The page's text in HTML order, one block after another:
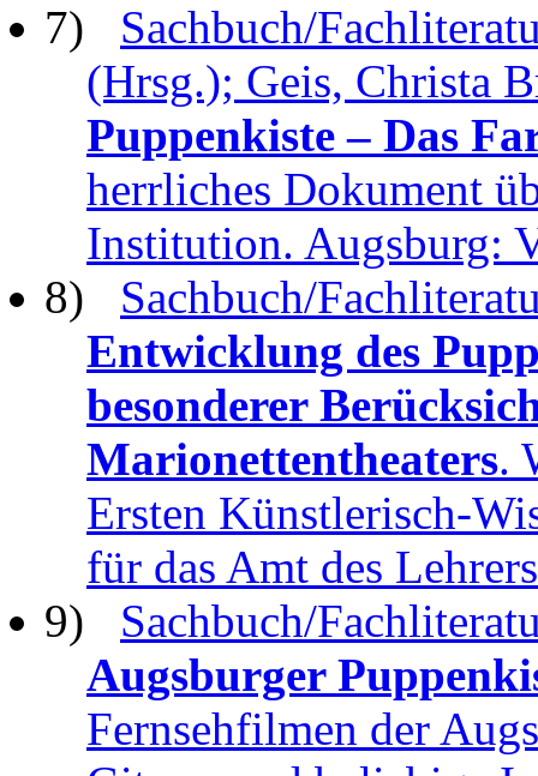
7) Sachbuch/
(Hrsg.); Geis, Christa
Puppenkiste – Das
herrliches Dokument
Institution. Augsburg:
8) Sachbuch/
Entwicklung des
besonderer
Marionettentheaters.
Ersten Künstlerisch-
für das Amt des
9) Sachbuch/
Augsburger
Fernsehfilmen der